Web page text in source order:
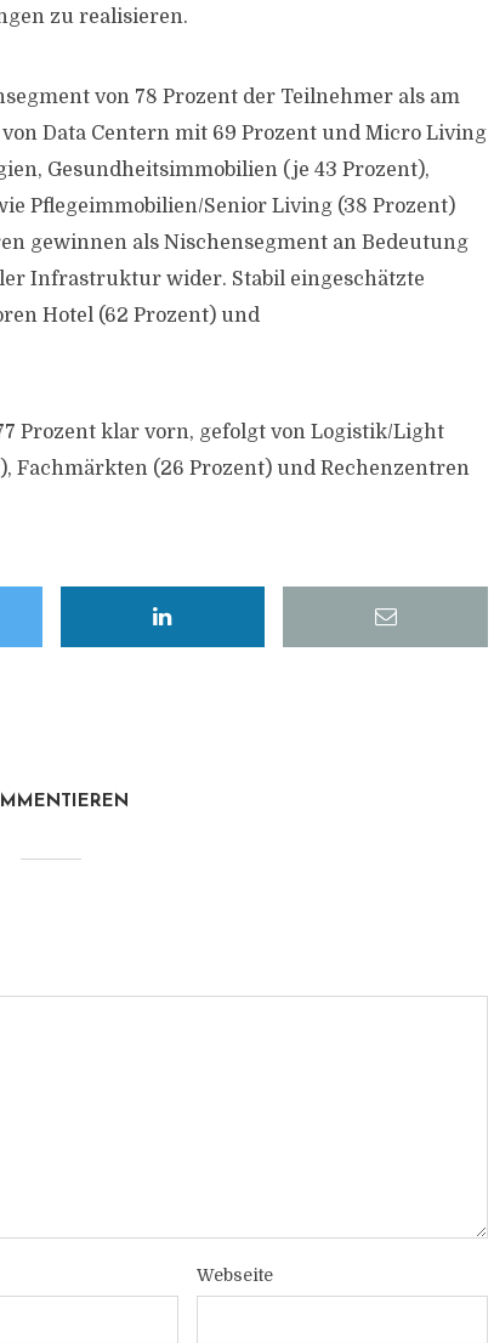
zu realisieren.
von 78 Prozent der Teilnehmer als am
Data Centern mit 69 Prozent und Micro Living
Gesundheitsimmobilien (je 43 Prozent),
Pflegeimmobilien/Senior Living (38 Prozent)
gewinnen als Nischensegment an Bedeutung
Infrastruktur wider. Stabil eingeschätzte
Hotel (62 Prozent) und
Prozent klar vorn, gefolgt von Logistik/Light
Fachmärkten (26 Prozent) und Rechenzentren
Webseite